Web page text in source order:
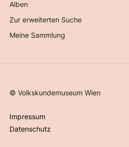
Alben
Zur erweiterten Suche
Meine Sammlung
©Volkskundemuseum Wien
Impressum
Datenschutz